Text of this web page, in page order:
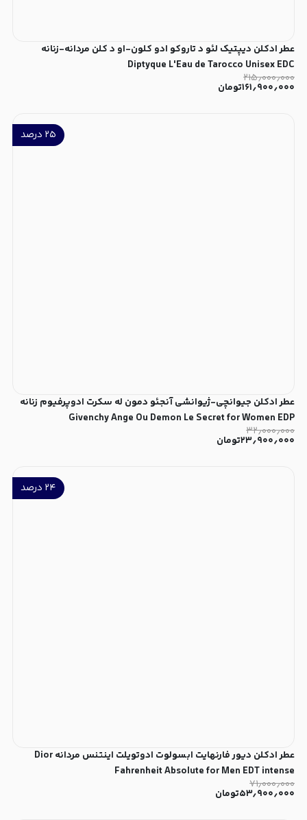
عطر ادکلن دیپتیک لئو د تاروکو ادو کلون-او د کلن مردانه-زنانه
Diptyque L'Eau de Tarocco Unisex EDC
۲۱۵٫۰۰۰٫۰۰۰
۱۶۱٫۹۰۰٫۰۰۰تومان
۲۵ درصد
عطر ادکلن جیوانچی-ژیوانشی آنجئو دمون له سکرت ادوپرفیوم زنانه
Givenchy Ange Ou Demon Le Secret for Women EDP
۳۲٫۰۰۰٫۰۰۰
۲۳٫۹۰۰٫۰۰۰تومان
۲۴ درصد
عطر ادکلن دیور فارنهایت ابسولوت ادوتویلت اینتنس مردانه Dior
Fahrenheit Absolute for Men EDT intense
۷۱٫۰۰۰٫۰۰۰
۵۳٫۹۰۰٫۰۰۰تومان